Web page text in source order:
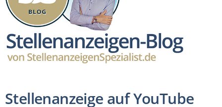
Stellenanzeige auf YouTube